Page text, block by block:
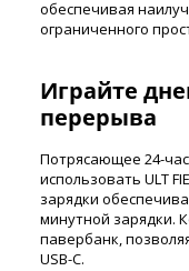
обеспечивая
ограниченного
Играйте
перерыва
Потрясающее 24-
использовать ULT
зарядки
минутной зарядки.
павербанк,
USB-C.